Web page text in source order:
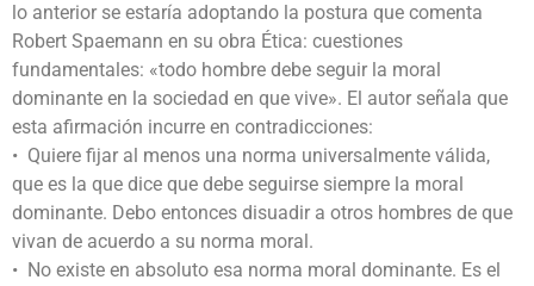
lo anterior se estaría adoptando la postura que comenta
Robert Spaemann en su obra Ética: cuestiones
fundamentales: «todo hombre debe seguir la moral
dominante en la sociedad en que vive». El autor señala que
esta afirmación incurre en contradicciones:
• Quiere fijar al menos una norma universalmente válida,
que es la que dice que debe seguirse siempre la moral
dominante. Debo entonces disuadir a otros hombres de que
vivan de acuerdo a su norma moral.
• No existe en absoluto esa norma moral dominante. Es el